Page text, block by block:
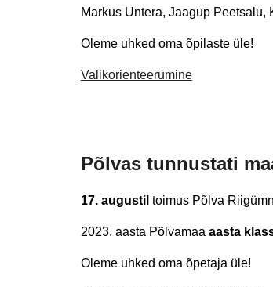
Markus Untera, Jaagup
Oleme uhked oma õpilaste üle!
Valikorienteerumine
Põlvas tunnustati
17. augustil toimus Põlva
2023. aasta Põlvamaa aasta
Oleme uhked oma õpetaja üle!